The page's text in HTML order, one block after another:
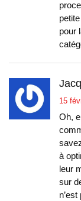
pour
15
Oh,
à
leur
sur